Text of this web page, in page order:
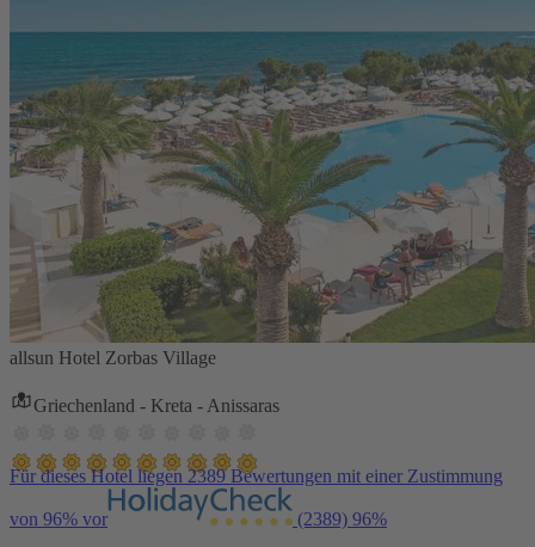
allsun Hotel Zorbas Village
Griechenland - Kreta - Anissaras
Für dieses Hotel liegen 2389 Bewertungen mit einer Zustimmung
von 96% vor (2389) 96%